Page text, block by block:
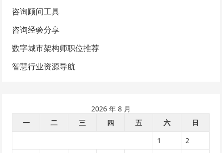
咨询顾问工具
咨询经验分享
数字城市架构师职位推荐
智慧行业资源导航
2026 年 8 月
一
二 三 四 五 六
日
1
2